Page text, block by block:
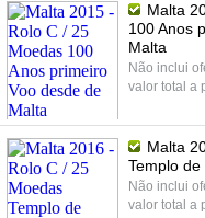
Malta
100 Anos
Malta
Não inclui
valor total a
Malta
Templo de
Não inclui
valor total a